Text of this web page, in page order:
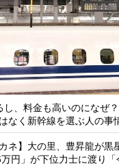
し、料金も高いのになぜ
なく新幹線を選ぶ人の事
ネ】大の里、豊昇龍が黒
円」が下位力士に渡り